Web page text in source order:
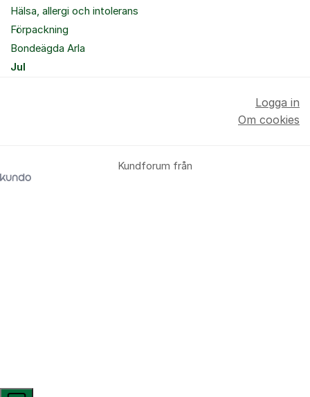
Hälsa, allergi och intolerans
Förpackning
Bondeägda Arla
Jul
Kundforum från
Logga in
Om cookies